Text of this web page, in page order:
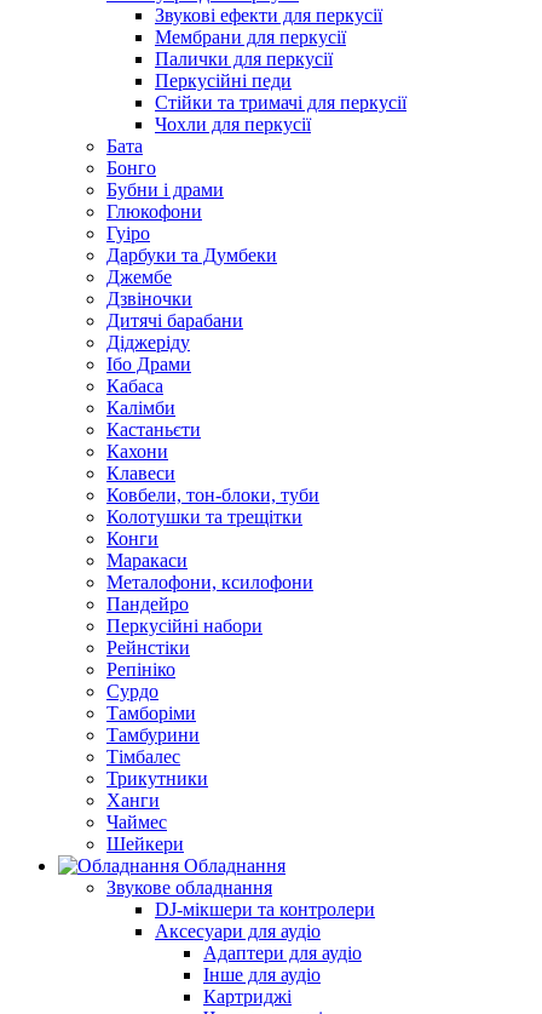
Звукові ефекти для перкусії
Мембрани для перкусії
Палички для перкусії
Перкусійні педи
Стійки та тримачі для перкусії
Чохли для перкусії
Бата
Бонго
Бубни і драми
Глюкофони
Гуіро
Дарбуки та Думбеки
Джембе
Дзвіночки
Дитячі барабани
Діджеріду
Ібо Драми
Кабаса
Калімби
Кастаньєти
Кахони
Клавеси
Ковбели, тон-блоки, туби
Колотушки та трещітки
Конги
Маракаси
Металофони, ксилофони
Пандейро
Перкусійні набори
Рейнстіки
Репініко
Сурдо
Тамборіми
Тамбурини
Тімбалес
Трикутники
Ханги
Чаймес
Шейкери
Обладнання
Звукове обладнання
DJ-мікшери та контролери
Аксесуари для аудіо
Адаптери для аудіо
Інше для аудіо
Картриджі